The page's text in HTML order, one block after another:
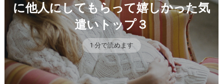
に他人にしてもらって嬉しかった気
遣いトップ３
1 分で読めます